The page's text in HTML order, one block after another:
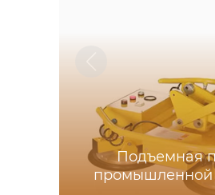
Подъемная
промышленной